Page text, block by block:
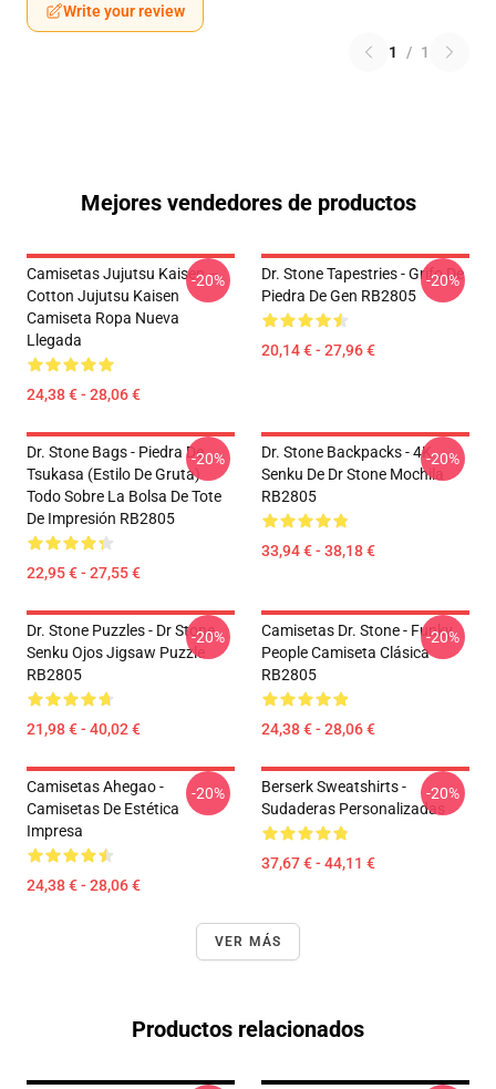
Write your review
1 / 1
Mejores vendedores de productos
Camisetas Jujutsu Kaisen –
Cotton Jujutsu Kaisen
Camiseta Ropa Nueva
Llegada
24,38 € - 28,06 €
-20%
Dr. Stone Tapestries - Grifo De
Piedra De Gen RB2805
20,14 € - 27,96 €
-20%
Dr. Stone Bags - Piedra De
Tsukasa (estilo De Gruta)
Todo Sobre La Bolsa De Tote
De Impresión RB2805
22,95 € - 27,55 €
-20%
Dr. Stone Backpacks - 4K
Senku De Dr Stone Mochila
RB2805
33,94 € - 38,18 €
-20%
Dr. Stone Puzzles - Dr Stone
Senku Ojos Jigsaw Puzzle
RB2805
21,98 € - 40,02 €
-20%
Camisetas Dr. Stone - Funky
People Camiseta Clásica
RB2805
24,38 € - 28,06 €
-20%
Camisetas Ahegao -
Camisetas De Estética
Impresa
24,38 € - 28,06 €
-20%
Berserk Sweatshirts -
Sudaderas Personalizadas
37,67 € - 44,11 €
-20%
VER MÁS
Productos relacionados